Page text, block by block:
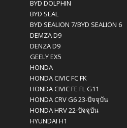
BYD DOLPHIN
BYD SEAL
BYD SEALION 7/BYD SEALION 6
DEMZA D9
DENZA D9
GEELY EX5
HONDA
HONDA CIVIC FC FK
HONDA CIVIC FE FL G11
HONDA CRV G6 23-ปัจจุบัน
HONDA HRV 22-ปัจจุบัน
HYUNDAI H1